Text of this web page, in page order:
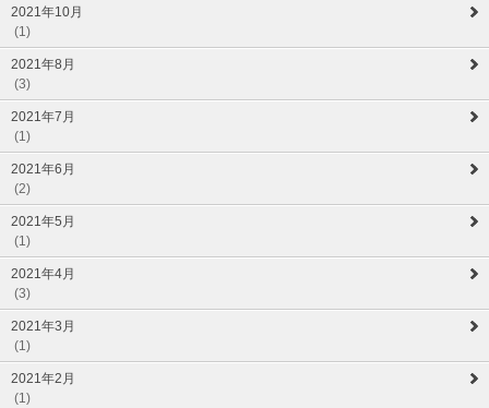
2021年10月
(1)
2021年8月
(3)
2021年7月
(1)
2021年6月
(2)
2021年5月
(1)
2021年4月
(3)
2021年3月
(1)
2021年2月
(1)